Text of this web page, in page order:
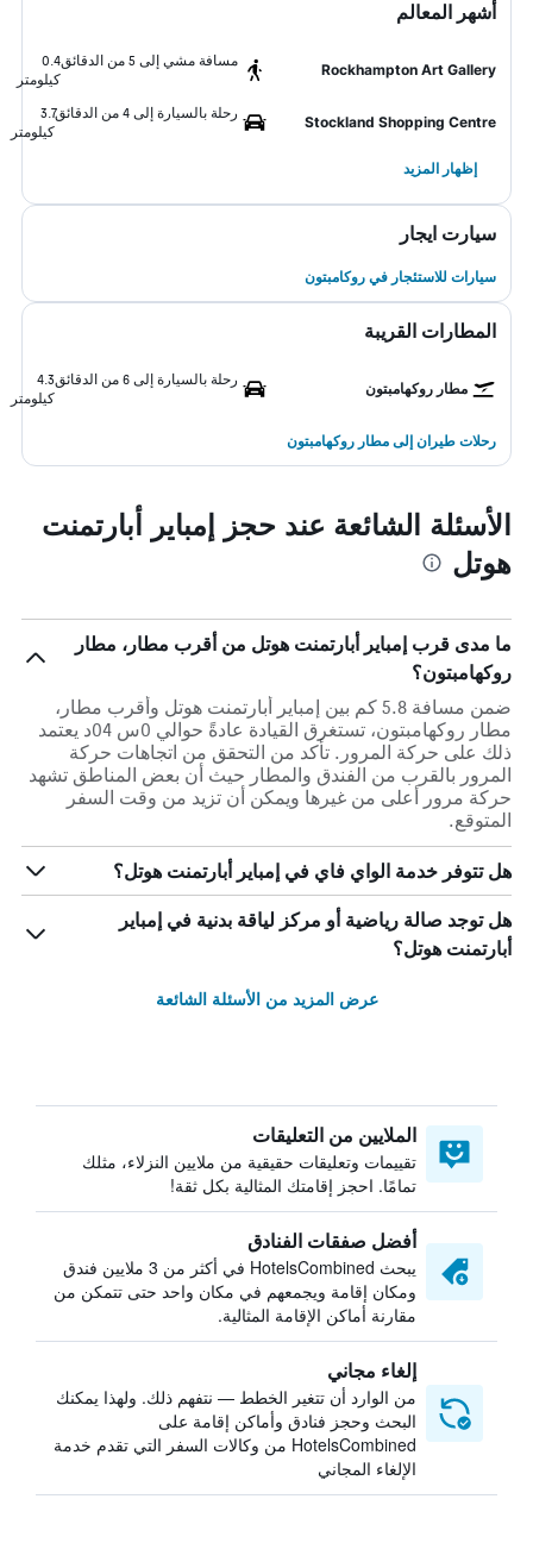
أشهر المعالم
Rockhampton Art Gallery
مسافة مشي إلى 5 من الدقائق
0.4
كيلومتر
Stockland Shopping Centre
رحلة بالسيارة إلى 4 من الدقائق
3.7
كيلومتر
إظهار المزيد
سيارت ايجار
سيارات للاستئجار في روكامبتون
المطارات القريبة
مطار روكهامبتون
رحلة بالسيارة إلى 6 من الدقائق
4.3
كيلومتر
رحلات طيران إلى مطار روكهامبتون
الأسئلة الشائعة عند حجز إمباير أبارتمنت
هوتل
ما مدى قرب إمباير أبارتمنت هوتل من أقرب مطار، مطار
روكهامبتون؟
ضمن مسافة 5.8 كم بين إمباير أبارتمنت هوتل وأقرب مطار،
مطار روكهامبتون، تستغرق القيادة عادةً حوالي 0س 04د يعتمد
ذلك على حركة المرور. تأكد من التحقق من اتجاهات حركة
المرور بالقرب من الفندق والمطار حيث أن بعض المناطق تشهد
حركة مرور أعلى من غيرها ويمكن أن تزيد من وقت السفر
المتوقع.
هل تتوفر خدمة الواي فاي في إمباير أبارتمنت هوتل؟
هل توجد صالة رياضية أو مركز لياقة بدنية في إمباير
أبارتمنت هوتل؟
عرض المزيد من الأسئلة الشائعة
الملايين من التعليقات
تقييمات وتعليقات حقيقية من ملايين النزلاء، مثلك
تمامًا. احجز إقامتك المثالية بكل ثقة!
أفضل صفقات الفنادق
يبحث HotelsCombined في أكثر من 3 ملايين فندق
ومكان إقامة ويجمعهم في مكان واحد حتى تتمكن من
مقارنة أماكن الإقامة المثالية.
إلغاء مجاني
من الوارد أن تتغير الخطط — نتفهم ذلك. ولهذا يمكنك
البحث وحجز فنادق وأماكن إقامة على
HotelsCombined من وكالات السفر التي تقدم خدمة
الإلغاء المجاني